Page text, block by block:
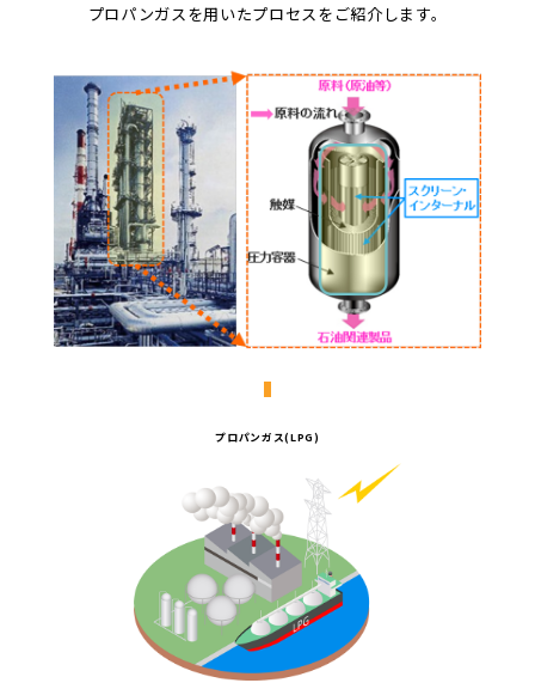
プロパンガス を用いたプロセスをご紹介します。
プロパンガス(LPG)